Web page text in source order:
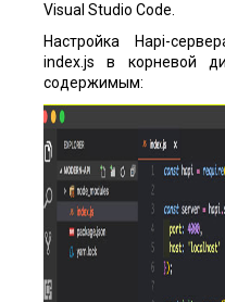
Visual Studio Code.
Настройка Hapi-
index.js в корневой
содержимым: